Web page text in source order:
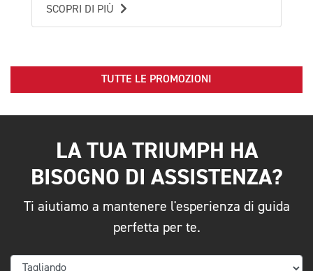
SCOPRI DI PIÙ
TUTTE LE PROMOZIONI
LA TUA TRIUMPH HA
BISOGNO DI ASSISTENZA?
Ti aiutiamo a mantenere l'esperienza di guida
perfetta per te.